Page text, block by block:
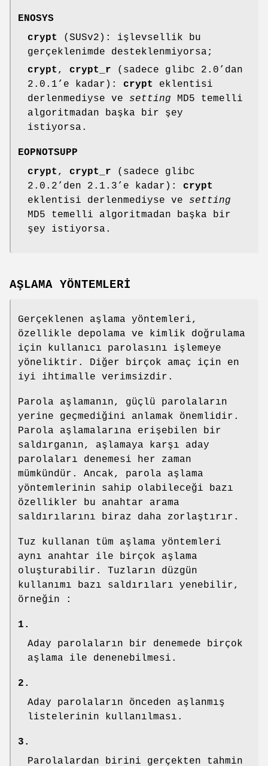
ENOSYS
crypt
(SUSv2): işlevsellik bu
gerçeklenimde desteklenmiyorsa;
crypt , crypt_r (sadece glibc 2.0’dan
2.0.1’e kadar): crypt
eklentisi
derlenmediyse ve setting MD5 temelli
algoritmadan başka bir şey
istiyorsa.
EOPNOTSUPP
crypt , crypt_r (sadece glibc
2.0.2’den 2.1.3’e kadar): crypt
eklentisi derlenmediyse ve setting
MD5 temelli algoritmadan başka bir
şey istiyorsa.
AŞLAMA YÖNTEMLERİ
Gerçeklenen aşlama yöntemleri,
özellikle depolama ve kimlik doğrulama
için kullanıcı parolasını işlemeye
yöneliktir. Diğer birçok amaç için en
iyi ihtimalle verimsizdir.
Parola aşlamanın, güçlü parolaların
yerine geçmediğini anlamak önemlidir.
Parola aşlamalarına erişebilen bir
saldırganın, aşlamaya karşı aday
parolaları denemesi her zaman
mümkündür. Ancak, parola aşlama
yöntemlerinin sahip olabileceği bazı
özellikler bu anahtar arama
saldırılarını biraz daha zorlaştırır.
Tuz kullanan tüm aşlama yöntemleri
aynı anahtar ile birçok aşlama
oluşturabilir. Tuzların düzgün
kullanımı bazı saldırıları yenebilir,
örneğin :
1.
Aday parolaların bir denemede birçok
aşlama ile denenebilmesi.
2.
Aday parolaların önceden aşlanmış
listelerinin kullanılması.
3.
Parolalardan birini gerçekten tahmin